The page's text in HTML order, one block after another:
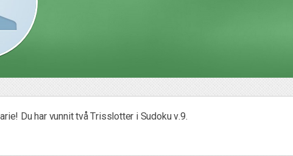
Du har vunnit två Trisslotter i Sudoku v.9.